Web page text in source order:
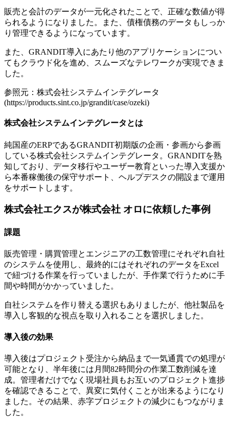
販売と会計のデータが一元化されたことで、正確な数値が得
られるようになりました。また、債権債務のデータもしっか
り管理できるようになっています。
また、GRANDIT導入にあたり他のアプリケーションについ
てもクラウド化を進め、スムーズなテレワークが実現できま
した。
参照元：株式会社システムインテグレータ
(https://products.sint.co.jp/grandit/case/ozeki)
株式会社システムインテグレータとは
純国産のERPであるGRANDIT初期版の企画・参画から参画
している株式会社システムインテグレータ。GRANDITを熟
知しており、データ移行やユーザー教育といった導入支援か
ら本番稼働後の保守サポート、ヘルプデスクの開設まで運用
をサポートします。
株式会社エクスが株式会社 オロに依頼した事例
課題
販売管理・購買管理とエンジニアの工数管理にそれぞれ自社
のシステムを使用し、最終的にはそれぞれのデータをExcel
で紐づける作業を行っていましたが、手作業で行うために手
間や時間がかかっていました。
自社システムを作り替える選択もありましたが、他社製品を
導入し客観的な視点を取り入れることを選択しました。
導入後の効果
導入後はプロジェクト受注から納品まで一気通貫での処理が
可能となり、半年後には月間82時間分の作業工数削減を達
成。管理者だけでなく現場社員もお互いのプロジェクト進捗
を確認できることで、異変に気付くことが出来るようになり
ました。その結果、赤字プロジェクトの減少にもつながりま
した。